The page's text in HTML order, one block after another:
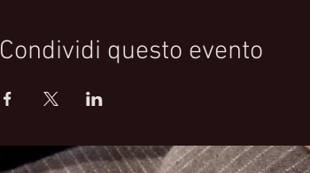
Condividi questo evento